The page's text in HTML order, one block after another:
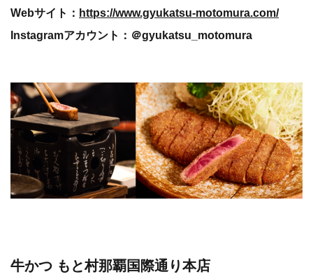
Webサイト： https://www.gyukatsu-motomura.com/
Instagramアカウント：＠gyukatsu_motomura
牛かつ もと村那覇国際通り本店